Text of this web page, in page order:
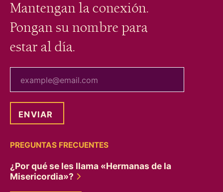
Mantengan la conexión.
Pongan su nombre para
estar al día.
PREGUNTAS FRECUENTES
¿Por qué se les llama «Hermanas de la
Misericordia»?